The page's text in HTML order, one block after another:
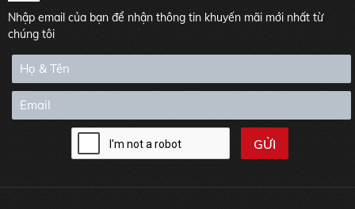
Nhập email của bạn để nhận thông tin khuyến mãi mới nhất từ
chúng tôi